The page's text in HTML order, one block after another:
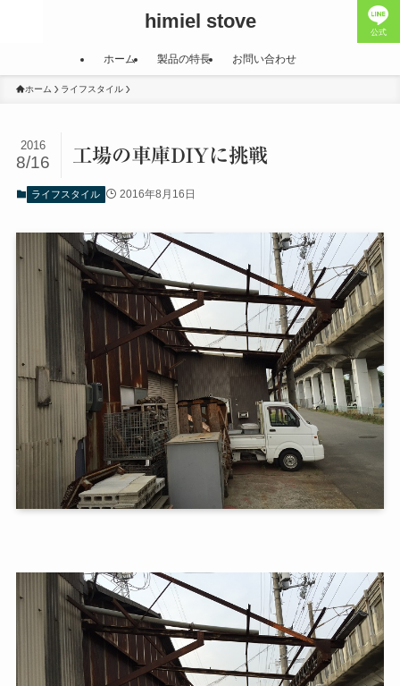
himiel stove 公式
ホーム 製品の特長 お問い合わせ
ホーム ライフスタイル
工場の車庫DIYに挑戦
2016
8/16
ライフスタイル 2016年8月16日